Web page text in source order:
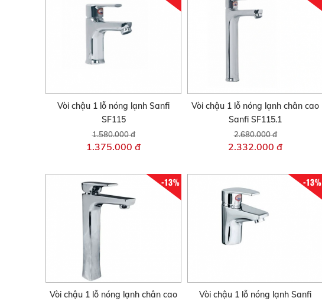
Vòi chậu 1 lỗ nóng lạnh Sanfi
SF115
1.580.000 đ
1.375.000 đ
Vòi chậu 1 lỗ nóng lạnh chân cao
Sanfi SF115.1
2.680.000 đ
2.332.000 đ
-13%
Vòi chậu 1 lỗ nóng lạnh chân cao
-13%
Vòi chậu 1 lỗ nóng lạnh Sanfi